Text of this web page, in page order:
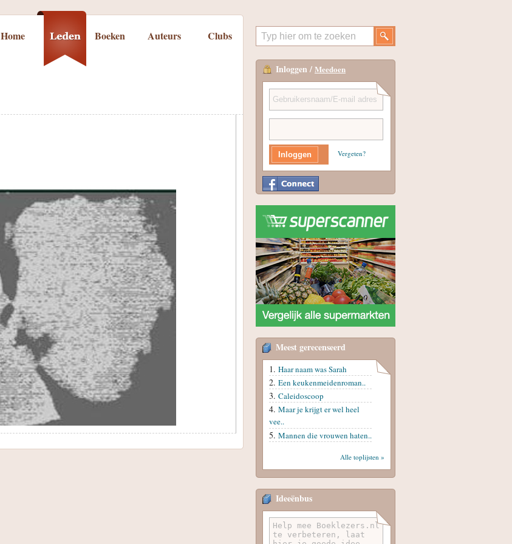
Home Boeken Auteurs Clubs
Inloggen / Meedoen
Vergeten?
Meest gerecenseerd
Haar naam was Sarah
Een keukenmeidenroman..
Caleidoscoop
Maar je krijgt er wel heel
vee..
Mannen die vrouwen haten..
Alle toplijsten »
Ideeënbus